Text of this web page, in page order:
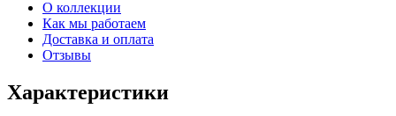
О коллекции
Как мы работаем
Доставка и оплата
Отзывы
Характеристики